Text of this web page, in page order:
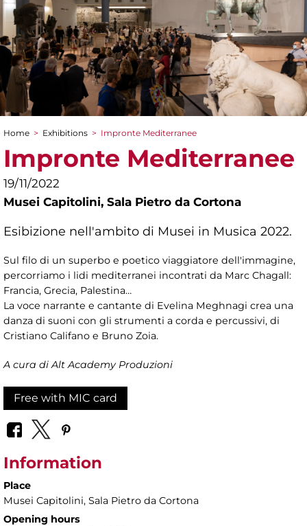
You are here
Home > Exhibitions > Impronte Mediterranee
Impronte Mediterranee
19/11/2022
Musei Capitolini, Sala Pietro da Cortona
Esibizione nell'ambito di Musei in Musica 2022.
Sul filo di un superbo e poetico viaggiatore dell'immagine,
percorriamo i lidi mediterranei incontrati da Marc Chagall:
Francia, Grecia, Palestina…
La voce narrante e cantante di Evelina Meghnagi crea una
danza di suoni con gli strumenti a corda e percussivi, di
Cristiano Califano e Bruno Zoia.
A cura di Alt Academy Produzioni
Free with MIC card
Information
Place
Musei Capitolini, Sala Pietro da Cortona
Opening hours